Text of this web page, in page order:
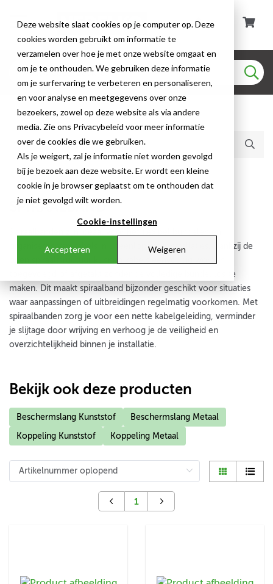
Deze website slaat cookies op je computer op. Deze
cookies worden gebruikt om informatie te
verzamelen over hoe je met onze website omgaat en
om je te onthouden. We gebruiken deze informatie
om je surfervaring te verbeteren en personaliseren,
en voor analyse en meetgegevens over onze
bezoekers, zowel op deze website als via andere
media. Zie ons Privacybeleid voor meer informatie
over de cookies die we gebruiken.
Als je weigert, zal je informatie niet worden gevolgd
bij je bezoek aan deze website. Er wordt een kleine
cookie in je browser geplaatst om te onthouden dat
je niet gevolgd wilt worden.
Cookie-instellingen
Accepteren Weigeren
Huidige producten (13)
Beschermslang
SPIRAALBAND
organiseren van kabels in uiteenlopende installaties. Dankzij de
toegevoegd of afgetakt zonder de volledige bundel los te
maken. Dit maakt spiraalband bijzonder geschikt voor situaties
waar aanpassingen of uitbreidingen regelmatig voorkomen. Met
spiraalbanden zorg je voor een nette kabelgeleiding, verminder
je slijtage door wrijving en verhoog je de veiligheid en
overzichtelijkheid binnen je installatie.
Bekijk ook deze producten
Beschermslang Kunststof Beschermslang Metaal
Koppeling Kunststof Koppeling Metaal
1